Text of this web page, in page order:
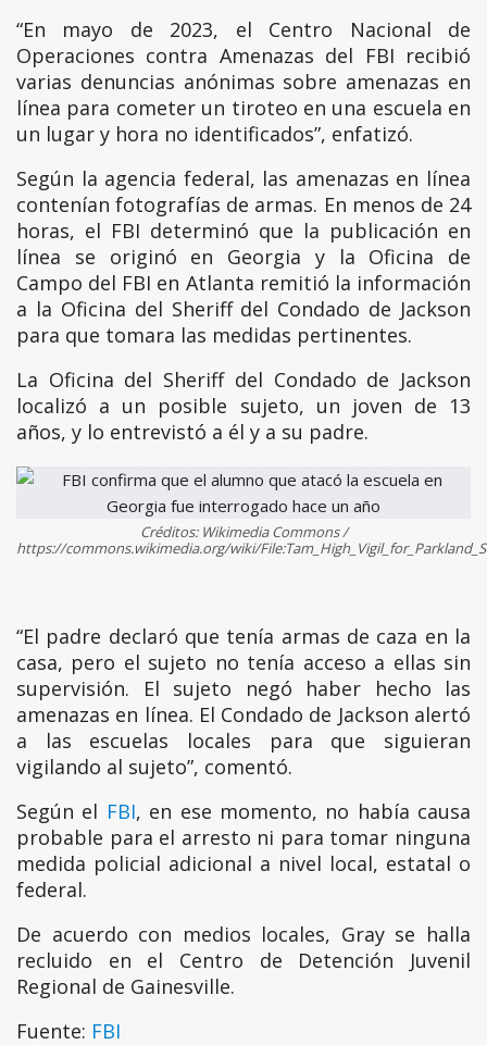
“En mayo de 2023, el Centro Nacional de
Operaciones contra Amenazas del FBI recibió
varias denuncias anónimas sobre amenazas en
línea para cometer un tiroteo en una escuela en
un lugar y hora no identificados”, enfatizó.
Según la agencia federal, las amenazas en línea
contenían fotografías de armas. En menos de 24
horas, el FBI determinó que la publicación en
línea se originó en Georgia y la Oficina de
Campo del FBI en Atlanta remitió la información
a la Oficina del Sheriff del Condado de Jackson
para que tomara las medidas pertinentes.
La Oficina del Sheriff del Condado de Jackson
localizó a un posible sujeto, un joven de 13
años, y lo entrevistó a él y a su padre.
Créditos: Wikimedia Commons /
https://commons.wikimedia.org/wiki/
“El padre declaró que tenía armas de caza en la
casa, pero el sujeto no tenía acceso a ellas sin
supervisión. El sujeto negó haber hecho las
amenazas en línea. El Condado de Jackson alertó
a las escuelas locales para que siguieran
vigilando al sujeto”, comentó.
Según el FBI, en ese momento, no había causa
probable para el arresto ni para tomar ninguna
medida policial adicional a nivel local, estatal o
federal.
De acuerdo con medios locales, Gray se halla
recluido en el Centro de Detención Juvenil
Regional de Gainesville.
Fuente: FBI